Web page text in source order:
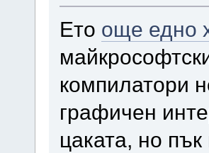
Ето още едно
компилатори
графичен
цаката, но